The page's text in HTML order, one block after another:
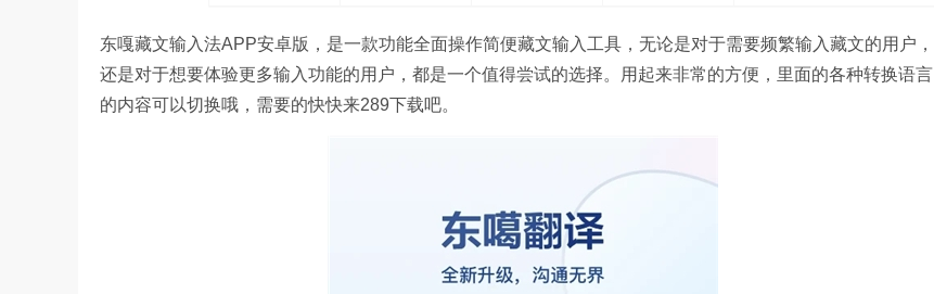
东嘎藏文输入法APP安卓版，是一款功能全面操作简便藏文输入工具，无论是对于需要频繁输入藏文的用户，
还是对于想要体验更多输入功能的用户，都是一个值得尝试的选择。用起来非常的方便，里面的各种转换语言
的内容可以切换哦，需要的快快来289下载吧。